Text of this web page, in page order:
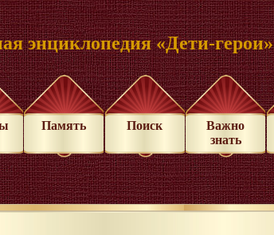
энциклопедия «Дети-герои»
Память Поиск
Важно
знать